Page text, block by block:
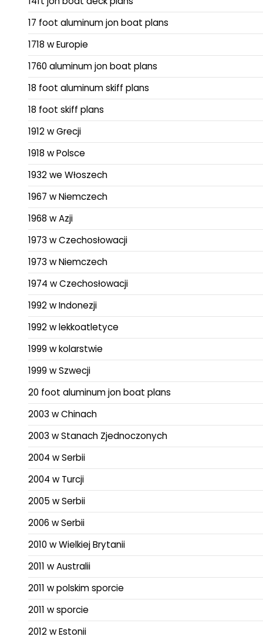
17 foot aluminum jon boat plans
1718 w Europie
1760 aluminum jon boat plans
18 foot aluminum skiff plans
18 foot skiff plans
1912 w Grecji
1918 w Polsce
1932 we Włoszech
1967 w Niemczech
1968 w Azji
1973 w Czechosłowacji
1973 w Niemczech
1974 w Czechosłowacji
1992 w Indonezji
1992 w lekkoatletyce
1999 w kolarstwie
1999 w Szwecji
20 foot aluminum jon boat plans
2003 w Chinach
2003 w Stanach Zjednoczonych
2004 w Serbii
2004 w Turcji
2005 w Serbii
2006 w Serbii
2010 w Wielkiej Brytanii
2011 w Australii
2011 w polskim sporcie
2011 w sporcie
2012 w Estonii